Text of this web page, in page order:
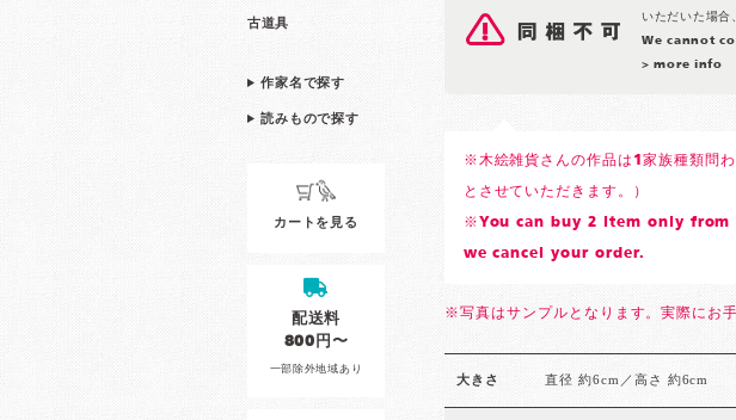
古道具
作家名で探す
読みもので探す
カートを見る
配送料
800円〜
一部除外地域あり
いただいた場合
We cannot
> more info
※木絵雑貨さんの作品は1家族種類問
とさせていただきます。）
※You can buy 2 item only
we cancel your order.
※写真はサンプルとなります。実際にお
大きさ 直径 約6cm／高さ 約6cm